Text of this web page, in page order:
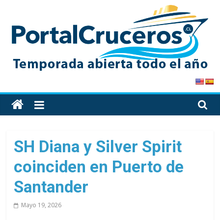
content
PortalCruceros
Toda
la
de
cruceros
en
solo
SH Diana y Silver Spirit
coinciden en Puerto de
Santander
Mayo 19, 2026